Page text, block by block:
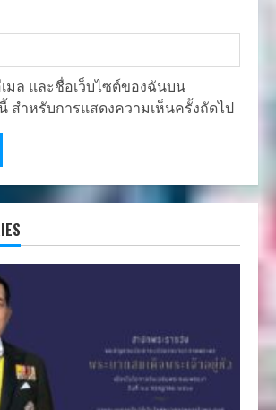
มล และชื่อเว็บไซต์ของฉันบน
นี้ สำหรับการแสดงความเห็นครั้งถัดไป